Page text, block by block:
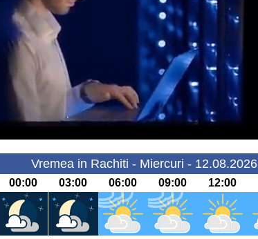
Vremea in Rachiti - Miercuri - 12.08.2026
00:00 03:00 06:00 09:00 12:00